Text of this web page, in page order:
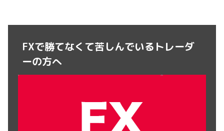
FXで勝てなくて苦しんでいるトレーダ
ーの方へ